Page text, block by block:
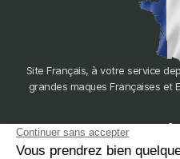
Site Français, à votre service
grandes maques Françaises et